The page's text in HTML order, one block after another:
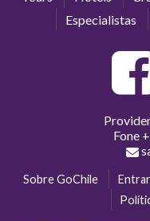
Especialistas
Fone
Sobre GoChile